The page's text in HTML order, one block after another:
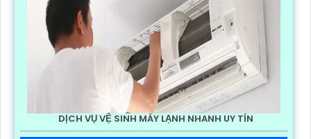
DỊCH VỤ VỆ SINH MÁY LẠNH NHANH UY TÍN